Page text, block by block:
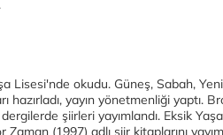
Lisesi'nde okudu. Güneş, Sabah,
yayın yönetmenliği yaptı.
şiirleri yayımlandı. Eksik
(1997) adlı şiir kitaplarını